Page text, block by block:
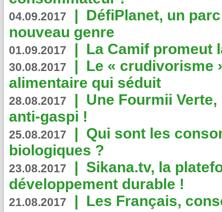
04.09.2017 | DéfiPlanet, un
nouveau genre
01.09.2017 | La Camif promeut
30.08.2017 | Le « crudivorisme
alimentaire qui séduit
28.08.2017 | Une Fourmii
anti-gaspi !
25.08.2017 | Qui sont les
biologiques ?
23.08.2017 | Sikana.tv, la
développement durable !
21.08.2017 | Les Français,